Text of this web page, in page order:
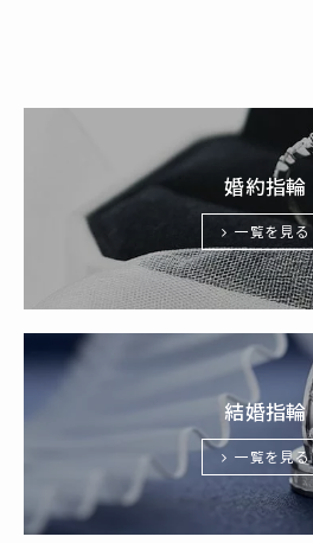
婚約指輪
一覧を見る
結婚指輪
一覧を見る